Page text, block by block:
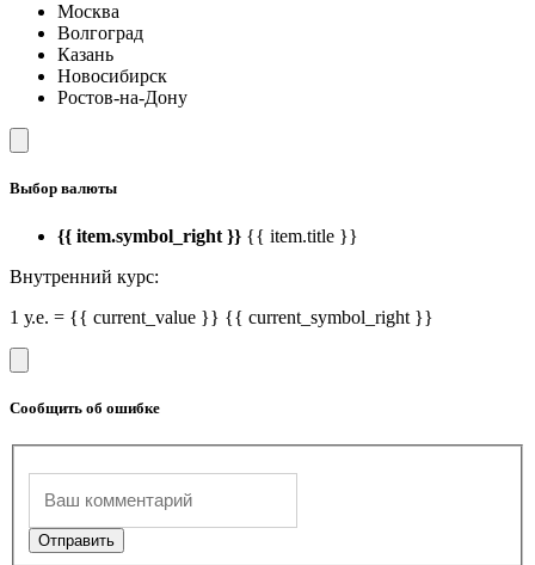
Москва
Волгоград
Казань
Новосибирск
Ростов-на-Дону
Выбор валюты
{{ item.symbol_right }} {{ item.title }}
Внутренний курс:
1 у.е. = {{ current_value }} {{ current_symbol_right }}
Сообщить об ошибке